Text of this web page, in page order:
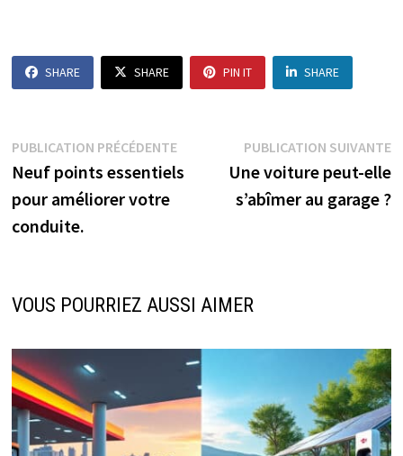
SHARE SHARE PIN IT SHARE
Navigation
de
l’article
PUBLICATION PRÉCÉDENTEPublication
précédente :
Neuf points essentiels
pour améliorer votre
conduite.
PUBLICATION SUIVANTE
Une voiture peut-elle
s’abîmer au garage ?
VOUS POURRIEZ AUSSI AIMER